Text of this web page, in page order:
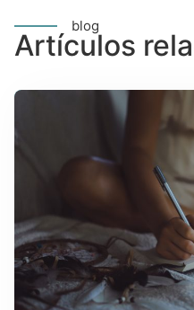
blog
Artículos